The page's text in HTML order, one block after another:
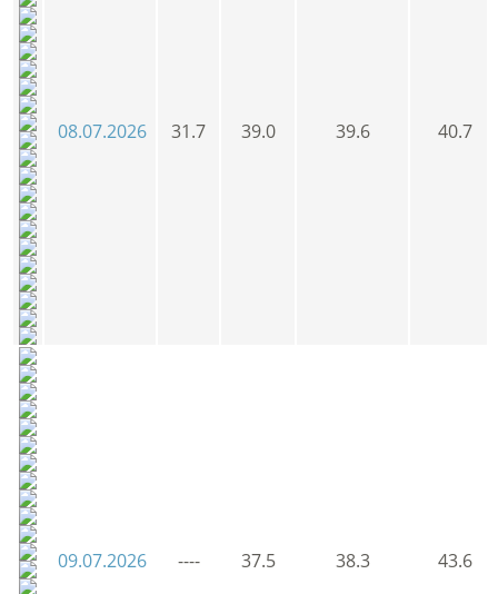
08.07.2026 31.7 39.0 39.6 40.7
09.07.2026 ---- 37.5 38.3 43.6